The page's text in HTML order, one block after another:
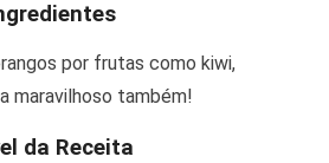
por frutas como kiwi,
maravilhoso também!
da Receita